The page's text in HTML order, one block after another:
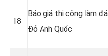
18
Báo giá thi công làm đá
Đỏ Anh Quốc